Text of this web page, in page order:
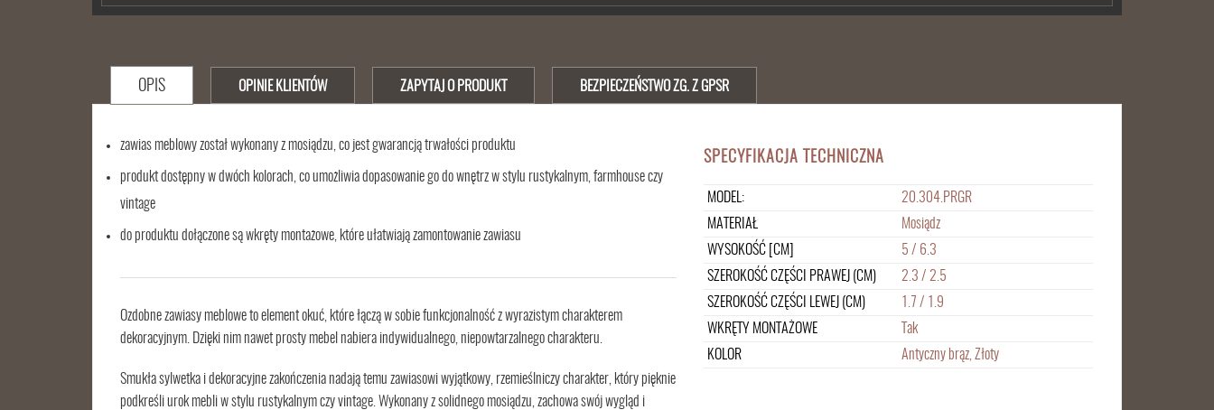
OPIS
zawias meblowy został wykonany z mosiądzu, co jest gwarancją trwałości produktu
produkt dostępny w dwóch kolorach, co umożliwia dopasowanie go do wnętrz w stylu rustykalnym, farmhouse czy
vintage
do produktu dołączone są wkręty montażowe, które ułatwiają zamontowanie zawiasu
Ozdobne zawiasy meblowe to element okuć, które łączą w sobie funkcjonalność z wyrazistym charakterem
dekoracyjnym. Dzięki nim nawet prosty mebel nabiera indywidualnego, niepowtarzalnego charakteru.
Smukła sylwetka i dekoracyjne zakończenia nadają temu zawiasowi wyjątkowy, rzemieślniczy charakter, który pięknie
podkreśli urok mebli w stylu rustykalnym czy vintage. Wykonany z solidnego mosiądzu, zachowa swój wygląd i
SPECYFIKACJA TECHNICZNA
MODEL:
20.304.PRGR
MATERIAŁ
Mosiądz
WYSOKOŚĆ [CM]
5 / 6.3
SZEROKOŚĆ CZĘŚCI PRAWEJ (CM)
2.3 / 2.5
SZEROKOŚĆ CZĘŚCI LEWEJ (CM)
1.7 / 1.9
WKRĘTY MONTAŻOWE
Tak
KOLOR
Antyczny brąz, Złoty
OPINIE KLIENTÓW ZAPYTAJ O PRODUKT BEZPIECZEŃSTWO ZG. Z GPSR